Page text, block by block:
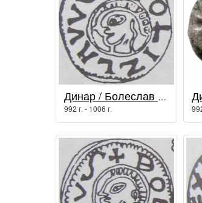
Динар / Болеслав I Храбрый
992 г. - 1006 г.